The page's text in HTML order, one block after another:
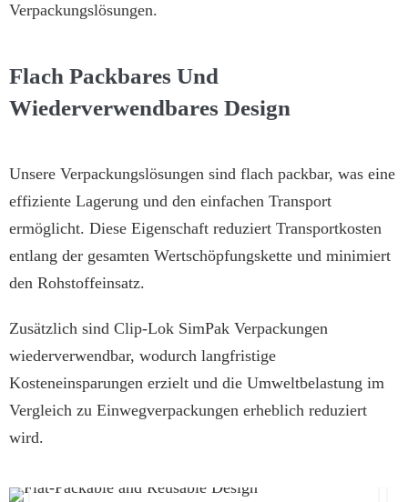
Verpackungslösungen.
Flach Packbares Und
Wiederverwendbares Design
Unsere Verpackungslösungen sind flach packbar, was eine
effiziente Lagerung und den einfachen Transport
ermöglicht. Diese Eigenschaft reduziert Transportkosten
entlang der gesamten Wertschöpfungskette und minimiert
den Rohstoffeinsatz.
Zusätzlich sind Clip-Lok SimPak Verpackungen
wiederverwendbar, wodurch langfristige
Kosteneinsparungen erzielt und die Umweltbelastung im
Vergleich zu Einwegverpackungen erheblich reduziert
wird.